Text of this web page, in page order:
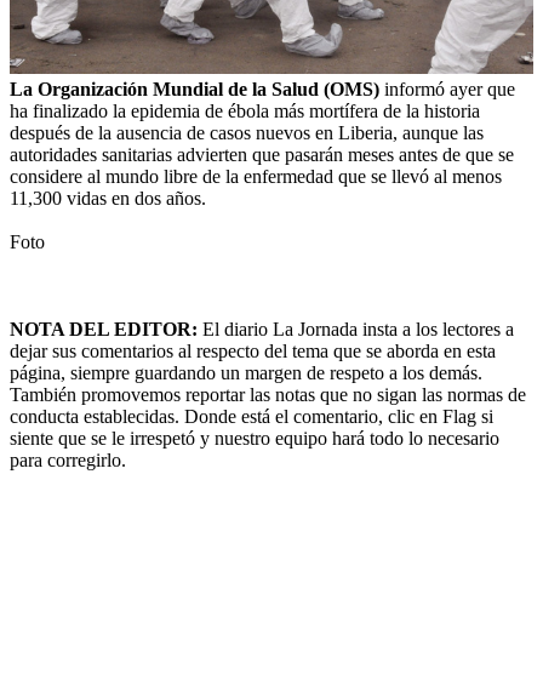
La Organización Mundial de la Salud (OMS) informó ayer que
ha finalizado la epidemia de ébola más mortífera de la historia
después de la ausencia de casos nuevos en Liberia, aunque las
autoridades sanitarias advierten que pasarán meses antes de que se
considere al mundo libre de la enfermedad que se llevó al menos
11,300 vidas en dos años.
Foto
NOTA DEL EDITOR: El diario La Jornada insta a los lectores a
dejar sus comentarios al respecto del tema que se aborda en esta
página, siempre guardando un margen de respeto a los demás.
También promovemos reportar las notas que no sigan las normas de
conducta establecidas. Donde está el comentario, clic en Flag si
siente que se le irrespetó y nuestro equipo hará todo lo necesario
para corregirlo.